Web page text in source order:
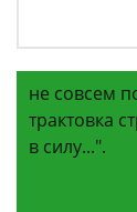
не совсем
трактовка
в силу...".